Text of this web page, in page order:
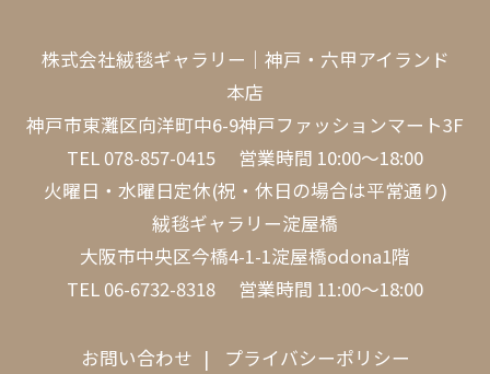
株式会社絨毯ギャラリー｜神戸・六甲アイランド
本店
神戸市東灘区向洋町中6-9神戸ファッションマート3F
TEL 078-857-0415 営業時間 10:00～18:00
火曜日・水曜日定休(祝・休日の場合は平常通り)
絨毯ギャラリー淀屋橋
大阪市中央区今橋4-1-1淀屋橋odona1階
TEL 06-6732-8318 営業時間 11:00～18:00
お問い合わせ プライバシーポリシー